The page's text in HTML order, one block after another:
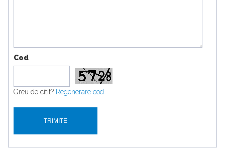
Cod
Greu de citit? Regenerare cod